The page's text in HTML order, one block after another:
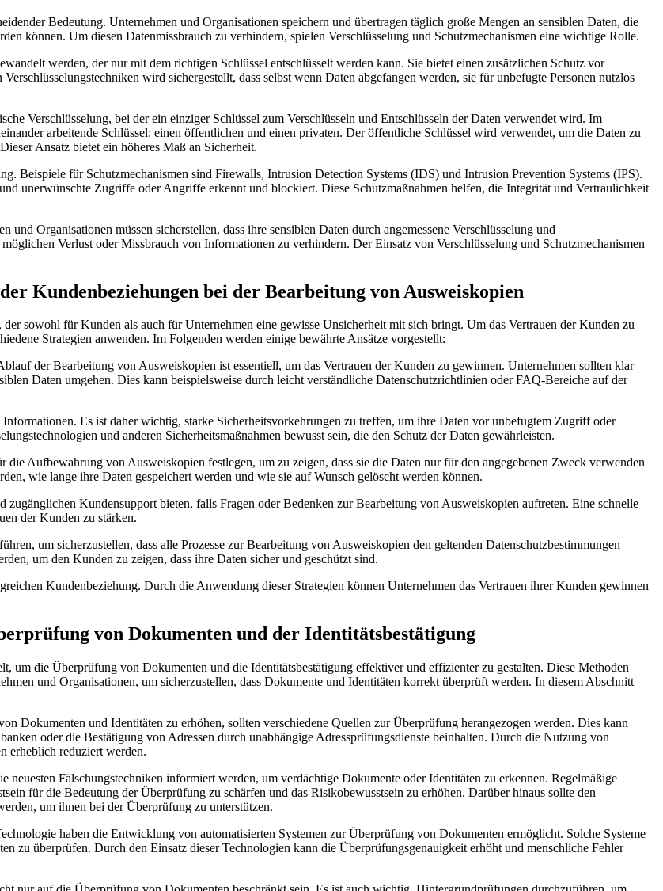
Bedeutung. Unternehmen und Organisationen speichern und übertragen täglich große Mengen an sensiblen Daten, die
können. Um diesen Datenmissbrauch zu verhindern, spielen Verschlüsselung und Schutzmechanismen eine wichtige Rolle.
werden, der nur mit dem richtigen Schlüssel entschlüsselt werden kann. Sie bietet einen zusätzlichen Schutz vor
wird sichergestellt, dass selbst wenn Daten abgefangen werden, sie für unbefugte Personen nutzlos
Verschlüsselung, bei der ein einziger Schlüssel zum Verschlüsseln und Entschlüsseln der Daten verwendet wird. Im
arbeitende Schlüssel: einen öffentlichen und einen privaten. Der öffentliche Schlüssel wird verwendet, um die Daten zu
Ansatz bietet ein höheres Maß an Sicherheit.
Beispiele für Schutzmechanismen sind Firewalls, Intrusion Detection Systems (IDS) und Intrusion Prevention Systems (IPS).
unerwünschte Zugriffe oder Angriffe erkennt und blockiert. Diese Schutzmaßnahmen helfen, die Integrität und Vertraulichkeit
Organisationen müssen sicherstellen, dass ihre sensiblen Daten durch angemessene Verschlüsselung und
Verlust oder Missbrauch von Informationen zu verhindern. Der Einsatz von Verschlüsselung und Schutzmechanismen
Kundenbeziehungen bei der Bearbeitung von Ausweiskopien
sowohl für Kunden als auch für Unternehmen eine gewisse Unsicherheit mit sich bringt. Um das Vertrauen der Kunden zu
Strategien anwenden. Im Folgenden werden einige bewährte Ansätze vorgestellt:
der Bearbeitung von Ausweiskopien ist essentiell, um das Vertrauen der Kunden zu gewinnen. Unternehmen sollten klar
Daten umgehen. Dies kann beispielsweise durch leicht verständliche Datenschutzrichtlinien oder FAQ-Bereiche auf der
Es ist daher wichtig, starke Sicherheitsvorkehrungen zu treffen, um ihre Daten vor unbefugtem Zugriff oder
und anderen Sicherheitsmaßnahmen bewusst sein, die den Schutz der Daten gewährleisten.
Aufbewahrung von Ausweiskopien festlegen, um zu zeigen, dass sie die Daten nur für den angegebenen Zweck verwenden
wie lange ihre Daten gespeichert werden und wie sie auf Wunsch gelöscht werden können.
zugänglichen Kundensupport bieten, falls Fragen oder Bedenken zur Bearbeitung von Ausweiskopien auftreten. Eine schnelle
der Kunden zu stärken.
um sicherzustellen, dass alle Prozesse zur Bearbeitung von Ausweiskopien den geltenden Datenschutzbestimmungen
um den Kunden zu zeigen, dass ihre Daten sicher und geschützt sind.
Kundenbeziehung. Durch die Anwendung dieser Strategien können Unternehmen das Vertrauen ihrer Kunden gewinnen
von Dokumenten und der Identitätsbestätigung
um die Überprüfung von Dokumenten und die Identitätsbestätigung effektiver und effizienter zu gestalten. Diese Methoden
und Organisationen, um sicherzustellen, dass Dokumente und Identitäten korrekt überprüft werden. In diesem Abschnitt
Dokumenten und Identitäten zu erhöhen, sollten verschiedene Quellen zur Überprüfung herangezogen werden. Dies kann
oder die Bestätigung von Adressen durch unabhängige Adressprüfungsdienste beinhalten. Durch die Nutzung von
erheblich reduziert werden.
Fälschungstechniken informiert werden, um verdächtige Dokumente oder Identitäten zu erkennen. Regelmäßige
für die Bedeutung der Überprüfung zu schärfen und das Risikobewusstsein zu erhöhen. Darüber hinaus sollte den
um ihnen bei der Überprüfung zu unterstützen.
haben die Entwicklung von automatisierten Systemen zur Überprüfung von Dokumenten ermöglicht. Solche Systeme
zu überprüfen. Durch den Einsatz dieser Technologien kann die Überprüfungsgenauigkeit erhöht und menschliche Fehler